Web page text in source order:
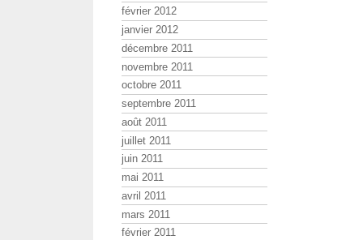
février 2012
janvier 2012
décembre 2011
novembre 2011
octobre 2011
septembre 2011
août 2011
juillet 2011
juin 2011
mai 2011
avril 2011
mars 2011
février 2011